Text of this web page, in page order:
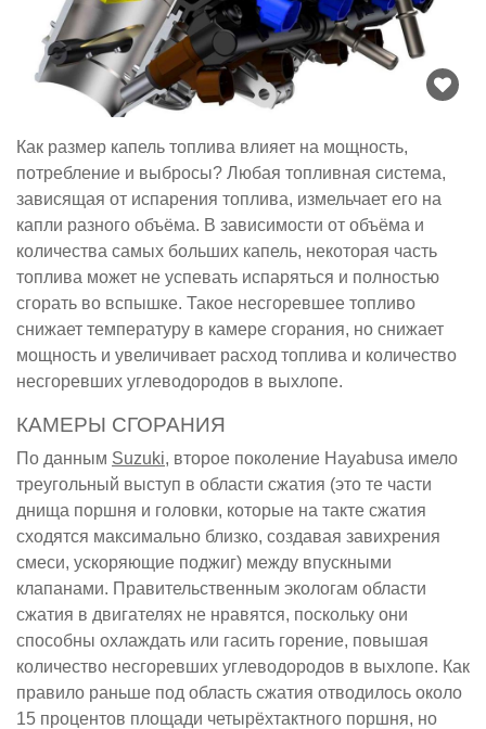
Как размер капель топлива влияет на мощность,
потребление и выбросы? Любая топливная система,
зависящая от испарения топлива, измельчает его на
капли разного объёма. В зависимости от объёма и
количества самых больших капель, некоторая часть
топлива может не успевать испаряться и полностью
сгорать во вспышке. Такое несгоревшее топливо
снижает температуру в камере сгорания, но снижает
мощность и увеличивает расход топлива и количество
несгоревших углеводородов в выхлопе.
КАМЕРЫ СГОРАНИЯ
По данным Suzuki, второе поколение Hayabusa имело
треугольный выступ в области сжатия (это те части
днища поршня и головки, которые на такте сжатия
сходятся максимально близко, создавая завихрения
смеси, ускоряющие поджиг) между впускными
клапанами. Правительственным экологам области
сжатия в двигателях не нравятся, поскольку они
способны охлаждать или гасить горение, повышая
количество несгоревших углеводородов в выхлопе. Как
правило раньше под область сжатия отводилось около
15 процентов площади четырёхтактного поршня, но